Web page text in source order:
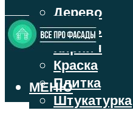
Дерево
Камень
Кирпич
Краска
Плитка
Штукатурка
МЕНЮ